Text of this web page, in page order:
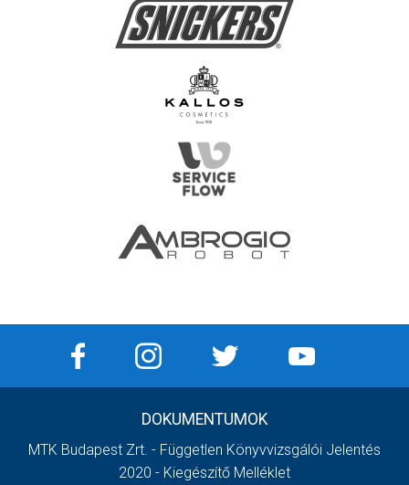
DOKUMENTUMOK
MTK Budapest Zrt. - Független Könyvvizsgálói Jelentés
2020 - Kiegészítő Melléklet